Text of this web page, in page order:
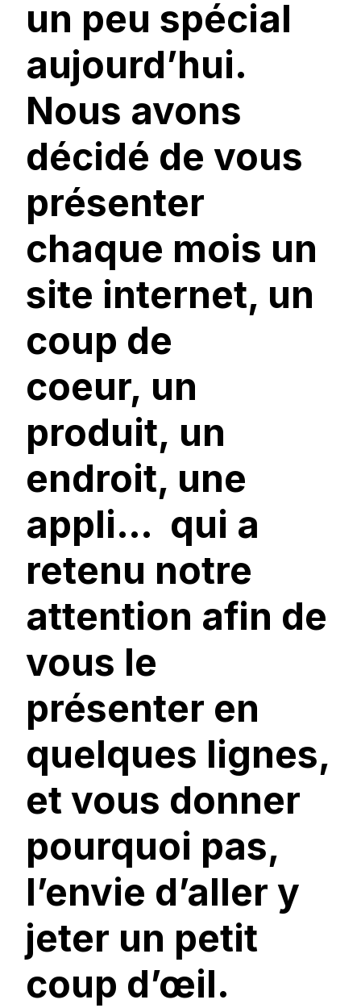
un peu spécial
aujourd’hui.
Nous avons
décidé de vous
présenter
chaque mois un
site internet, un
coup de
coeur, un
produit, un
endroit, une
appli… qui a
retenu notre
attention afin de
vous le
présenter en
quelques lignes,
et vous donner
pourquoi pas,
l’envie d’aller y
jeter un petit
coup d’œil.